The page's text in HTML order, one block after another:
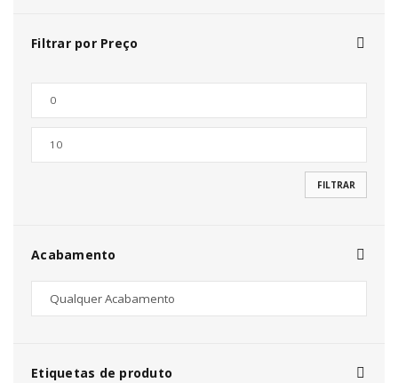
Filtrar por Preço
FILTRAR
Acabamento
Etiquetas de produto